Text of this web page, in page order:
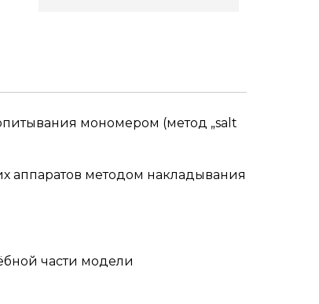
мономером (метод „salt
аппаратов методом накладывания
части модели